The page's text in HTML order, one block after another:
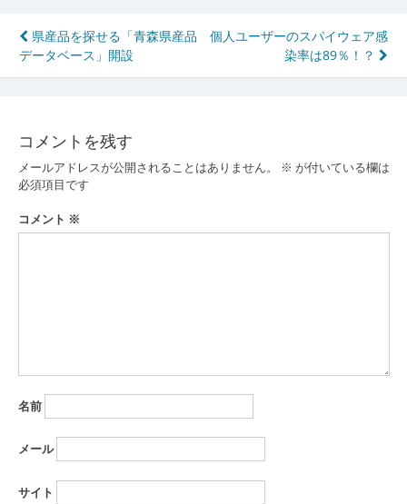
投
稿
ビ
ゲ
ー
シ
県産品を探せる「青森県産品
データベース」開設
個人ユーザーのスパイウェア感
染率は89％！？
コメントを残す
メールアドレスが公開されることはありません。 ※ が付いている欄は
必須項目です
コメント ※
名前
メール
サイト